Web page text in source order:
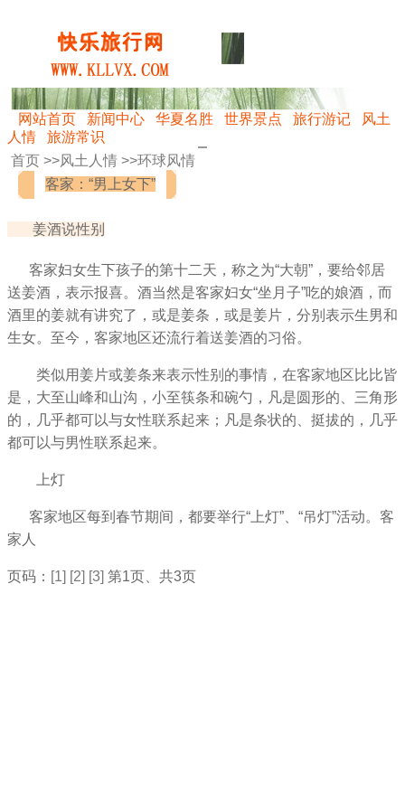
网站首页 新闻中心 华夏名胜 世界景点 旅行游记
风土
人情
旅游常识
首页 >> 风土人情 >>环球风情
客家：“男上女下”
姜酒说性别
客家妇女生下孩子的第十二天，称之为“大朝”，要给邻居
送姜酒，表示报喜。酒当然是客家妇女“坐月子”吃的娘酒，而
酒里的姜就有讲究了，或是姜条，或是姜片，分别表示生男和
生女。至今，客家地区还流行着送姜酒的习俗。
类似用姜片或姜条来表示性别的事情，在客家地区比比皆
是，大至山峰和山沟，小至筷条和碗勺，凡是圆形的、三角形
的，几乎都可以与女性联系起来；凡是条状的、挺拔的，几乎
都可以与男性联系起来。
上灯
客家地区每到春节期间，都要举行“上灯”、“吊灯”活动。客
家人
页码： [1] [2] [3] 第1页、共3页